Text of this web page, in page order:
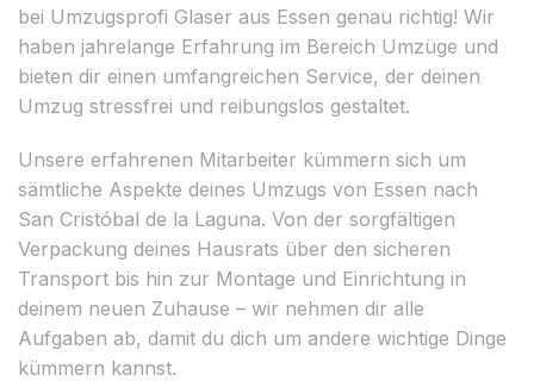
bei Umzugsprofi Glaser aus Essen genau richtig! Wir
haben jahrelange Erfahrung im Bereich Umzüge und
bieten dir einen umfangreichen Service, der deinen
Umzug stressfrei und reibungslos gestaltet.
Unsere erfahrenen Mitarbeiter kümmern sich um
sämtliche Aspekte deines Umzugs von Essen nach
San Cristóbal de la Laguna. Von der sorgfältigen
Verpackung deines Hausrats über den sicheren
Transport bis hin zur Montage und Einrichtung in
deinem neuen Zuhause – wir nehmen dir alle
Aufgaben ab, damit du dich um andere wichtige Dinge
kümmern kannst.